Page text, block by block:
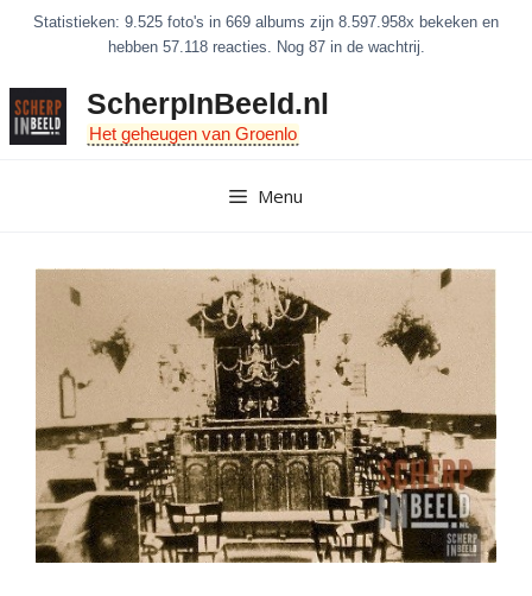
inhoud
Statistieken: 9.525 foto's in 669 albums zijn 8.597.958x bekeken en
hebben 57.118 reacties. Nog 87 in de wachtrij.
ScherpInBeeld.nl
Het geheugen van Groenlo
Menu